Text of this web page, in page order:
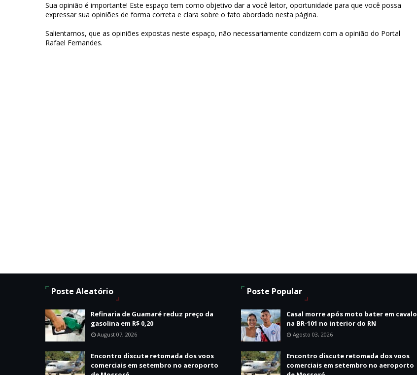
Sua opinião é importante! Este espaço tem como objetivo dar a você leitor, oportunidade para que você possa
expressar sua opiniões de forma correta e clara sobre o fato abordado nesta página.
Salientamos, que as opiniões expostas neste espaço, não necessariamente condizem com a opinião do Portal
Rafael Fernandes.
Poste Aleatório
Refinaria de Guamaré reduz preço da
gasolina em R$ 0,20
August 07, 2026
Encontro discute retomada dos voos
comerciais em setembro no aeroporto
Poste Popular
Casal morre após moto bater em cavalo
na BR-101 no interior do RN
Agosto 03, 2026
Encontro discute retomada dos voos
comerciais em setembro no aeroporto